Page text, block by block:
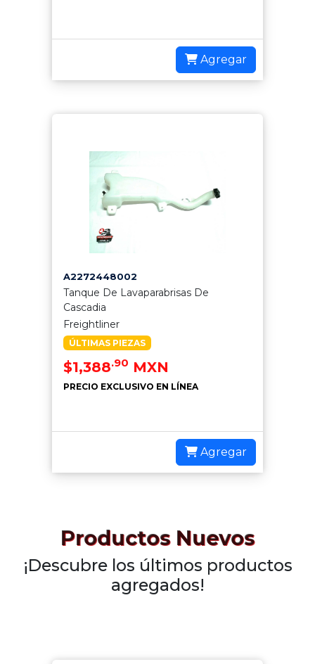
Agregar
A2272448002
Tanque De Lavaparabrisas De
Cascadia
Freightliner
ÚLTIMAS PIEZAS
$1,388.90 MXN
PRECIO EXCLUSIVO EN LÍNEA
Agregar
Productos Nuevos
¡Descubre los últimos productos
agregados!